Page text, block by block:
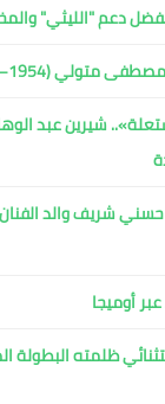
دعم "الليثي"
متولي (1954–2000)
شيرين عبد
حسني شريف والد
أوميجا
ظلمته البطولة